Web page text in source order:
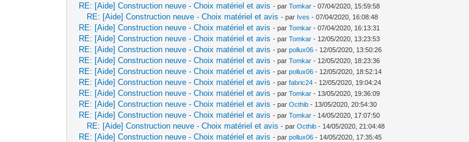
RE: [Aide] Construction neuve - Choix matériel et avis - parTomkar - 07/04/2020, 15:59:58
RE: [Aide] Construction neuve - Choix matériel et avis - par Ives - 07/04/2020, 16:08:48
RE: [Aide] Construction neuve - Choix matériel et avis - parTomkar - 07/04/2020, 16:13:31
RE: [Aide] Construction neuve - Choix matériel et avis - parTomkar - 12/05/2020, 13:23:53
RE: [Aide] Construction neuve - Choix matériel et avis - parpollux06 - 12/05/2020, 13:50:26
RE: [Aide] Construction neuve - Choix matériel et avis - parTomkar - 12/05/2020, 18:23:36
RE: [Aide] Construction neuve - Choix matériel et avis - parpollux06 - 12/05/2020, 18:52:14
RE: [Aide] Construction neuve - Choix matériel et avis - parfabric24 - 12/05/2020, 19:04:24
RE: [Aide] Construction neuve - Choix matériel et avis - parTomkar - 13/05/2020, 19:36:09
RE: [Aide] Construction neuve - Choix matériel et avis - parOcthib - 13/05/2020, 20:54:30
RE: [Aide] Construction neuve - Choix matériel et avis - parTomkar - 14/05/2020, 17:07:50
RE: [Aide] Construction neuve - Choix matériel et avis - parOcthib - 14/05/2020, 21:04:48
RE: [Aide] Construction neuve - Choix matériel et avis - parpollux06 - 14/05/2020, 17:35:45